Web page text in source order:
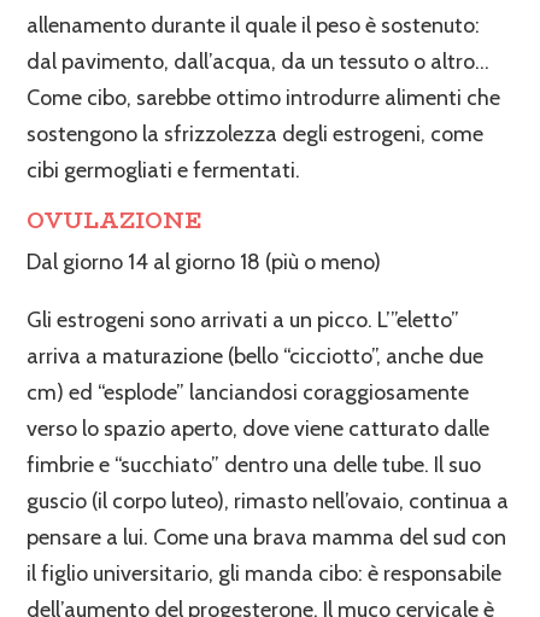
allenamento durante il quale il peso è sostenuto:
dal pavimento, dall’acqua, da un tessuto o altro…
Come cibo, sarebbe ottimo introdurre alimenti che
sostengono la sfrizzolezza degli estrogeni, come
cibi germogliati e fermentati.
OVULAZIONE
Dal giorno 14 al giorno 18 (più o meno)
Gli estrogeni sono arrivati a un picco. L’”eletto”
arriva a maturazione (bello “cicciotto”, anche due
cm) ed “esplode” lanciandosi coraggiosamente
verso lo spazio aperto, dove viene catturato dalle
fimbrie e “succhiato” dentro una delle tube. Il suo
guscio (il corpo luteo), rimasto nell’ovaio, continua a
pensare a lui. Come una brava mamma del sud con
il figlio universitario, gli manda cibo: è responsabile
dell’aumento del progesterone. Il muco cervicale è